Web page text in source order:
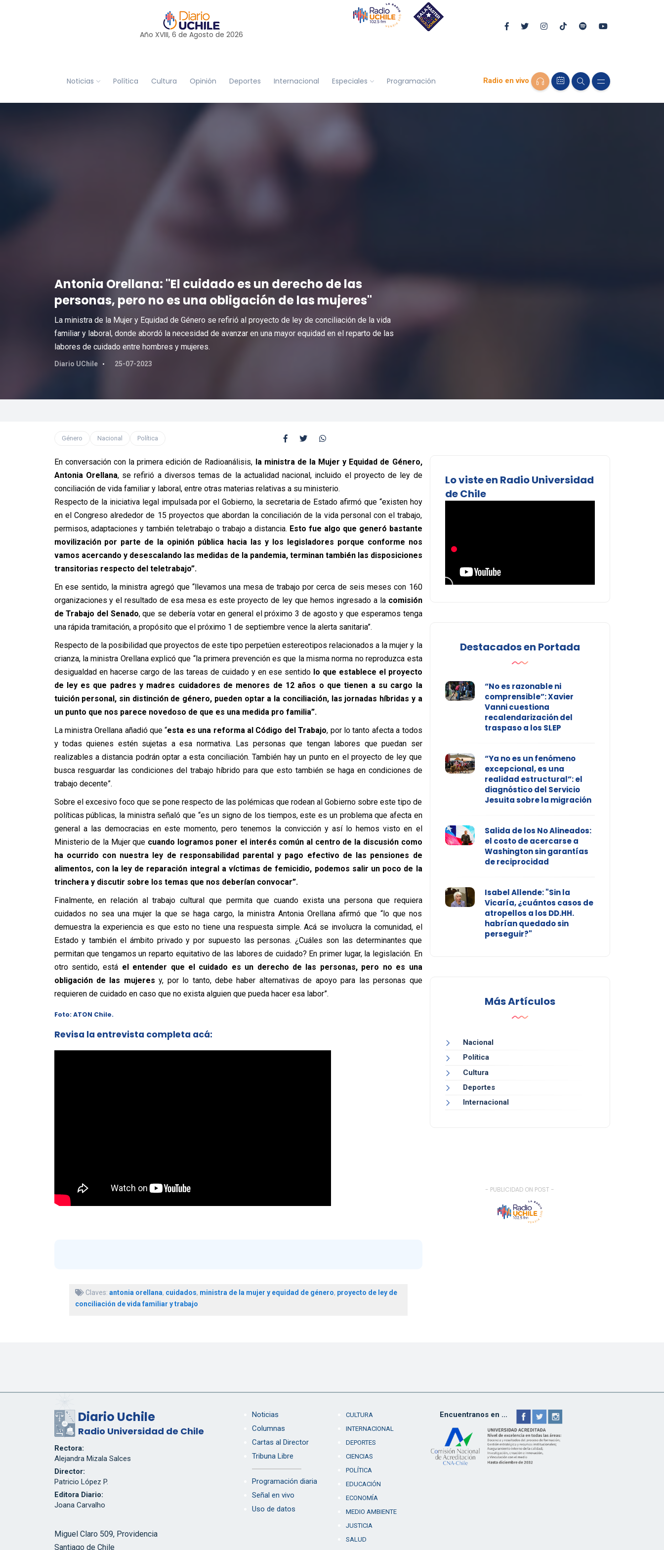
Año XVIII, 6 de Agosto de 2026
Noticias Política Cultura Opinión Deportes Internacional Especiales Programación Radio en vivo
Antonia Orellana: "El cuidado es un derecho de las
personas, pero no es una obligación de las mujeres"
La ministra de la Mujer y Equidad de Género se refirió al proyecto de ley de conciliación de la vida
familiar y laboral, donde abordó la necesidad de avanzar en una mayor equidad en el reparto de las
labores de cuidado entre hombres y mujeres.
Diario UChile 25-07-2023
Género Nacional Política
En conversación con la primera edición de Radioanálisis, la ministra de la Mujer y Equidad de Género,
Antonia Orellana, se refirió a diversos temas de la actualidad nacional, incluido el proyecto de ley de
conciliación de vida familiar y laboral, entre otras materias relativas a su ministerio.
Respecto de la iniciativa legal impulsada por el Gobierno, la secretaria de Estado afirmó que “existen hoy
en el Congreso alrededor de 15 proyectos que abordan la conciliación de la vida personal con el trabajo,
permisos, adaptaciones y también teletrabajo o trabajo a distancia. Esto fue algo que generó bastante
movilización por parte de la opinión pública hacia las y los legisladores porque conforme nos
vamos acercando y desescalando las medidas de la pandemia, terminan también las disposiciones
transitorias respecto del teletrabajo”.
En ese sentido, la ministra agregó que “llevamos una mesa de trabajo por cerca de seis meses con 160
organizaciones y el resultado de esa mesa es este proyecto de ley que hemos ingresado a la comisión
de Trabajo del Senado, que se debería votar en general el próximo 3 de agosto y que esperamos tenga
una rápida tramitación, a propósito que el próximo 1 de septiembre vence la alerta sanitaria”.
Respecto de la posibilidad que proyectos de este tipo perpetúen estereotipos relacionados a la mujer y la
crianza, la ministra Orellana explicó que “la primera prevención es que la misma norma no reproduzca esta
desigualdad en hacerse cargo de las tareas de cuidado y en ese sentido lo que establece el proyecto
de ley es que padres y madres cuidadores de menores de 12 años o que tienen a su cargo la
tuición personal, sin distinción de género, pueden optar a la conciliación, las jornadas híbridas y a
un punto que nos parece novedoso de que es una medida pro familia”.
La ministra Orellana añadió que “esta es una reforma al Código del Trabajo, por lo tanto afecta a todos
y todas quienes estén sujetas a esa normativa. Las personas que tengan labores que puedan ser
realizables a distancia podrán optar a esta conciliación. También hay un punto en el proyecto de ley que
busca resguardar las condiciones del trabajo híbrido para que esto también se haga en condiciones de
trabajo decente”.
Sobre el excesivo foco que se pone respecto de las polémicas que rodean al Gobierno sobre este tipo de
políticas públicas, la ministra señaló que “es un signo de los tiempos, este es un problema que afecta en
general a las democracias en este momento, pero tenemos la convicción y así lo hemos visto en el
Ministerio de la Mujer que cuando logramos poner el interés común al centro de la discusión como
ha ocurrido con nuestra ley de responsabilidad parental y pago efectivo de las pensiones de
alimentos, con la ley de reparación integral a víctimas de femicidio, podemos salir un poco de la
trinchera y discutir sobre los temas que nos deberían convocar”.
Finalmente, en relación al trabajo cultural que permita que cuando exista una persona que requiera
cuidados no sea una mujer la que se haga cargo, la ministra Antonia Orellana afirmó que “lo que nos
demuestra la experiencia es que esto no tiene una respuesta simple. Acá se involucra la comunidad, el
Estado y también el ámbito privado y por supuesto las personas. ¿Cuáles son las determinantes que
permitan que tengamos un reparto equitativo de las labores de cuidado? En primer lugar, la legislación. En
otro sentido, está el entender que el cuidado es un derecho de las personas, pero no es una
obligación de las mujeres y, por lo tanto, debe haber alternativas de apoyo para las personas que
requieren de cuidado en caso que no exista alguien que pueda hacer esa labor”.
Foto: ATON Chile.
Revisa la entrevista completa acá:
Claves: antonia orellana, cuidados, ministra de la mujer y equidad de género, proyecto de ley de
conciliación de vida familiar y trabajo
Lo viste en Radio Universidad
de Chile
Destacados en Portada
“No es razonable ni
comprensible”: Xavier
Vanni cuestiona
recalendarización del
traspaso a los SLEP
“Ya no es un fenómeno
excepcional, es una
realidad estructural”: el
diagnóstico del Servicio
Jesuita sobre la migración
Salida de los No Alineados:
el costo de acercarse a
Washington sin garantías
de reciprocidad
Isabel Allende: "Sin la
Vicaría, ¿cuántos casos de
atropellos a los DD.HH.
habrían quedado sin
perseguir?"
Más Artículos
Nacional
Política
Cultura
Deportes
Internacional
- PUBLICIDAD ON POST -
Diario Uchile
Radio Universidad de Chile
Rectora:
Alejandra Mizala Salces
Director:
Patricio López P.
Editora Diario:
Joana Carvalho
Miguel Claro 509, Providencia
Santiago de Chile
Noticias
Columnas
Cartas al Director
Tribuna Libre
Programación diaria
Señal en vivo
Uso de datos
CULTURA
INTERNACIONAL
DEPORTES
CIENCIAS
POLÍTICA
EDUCACIÓN
ECONOMÍA
MEDIO AMBIENTE
JUSTICIA
SALUD
Encuentranos en ...